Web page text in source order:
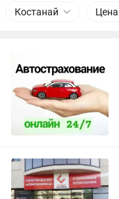
Костанай Цена